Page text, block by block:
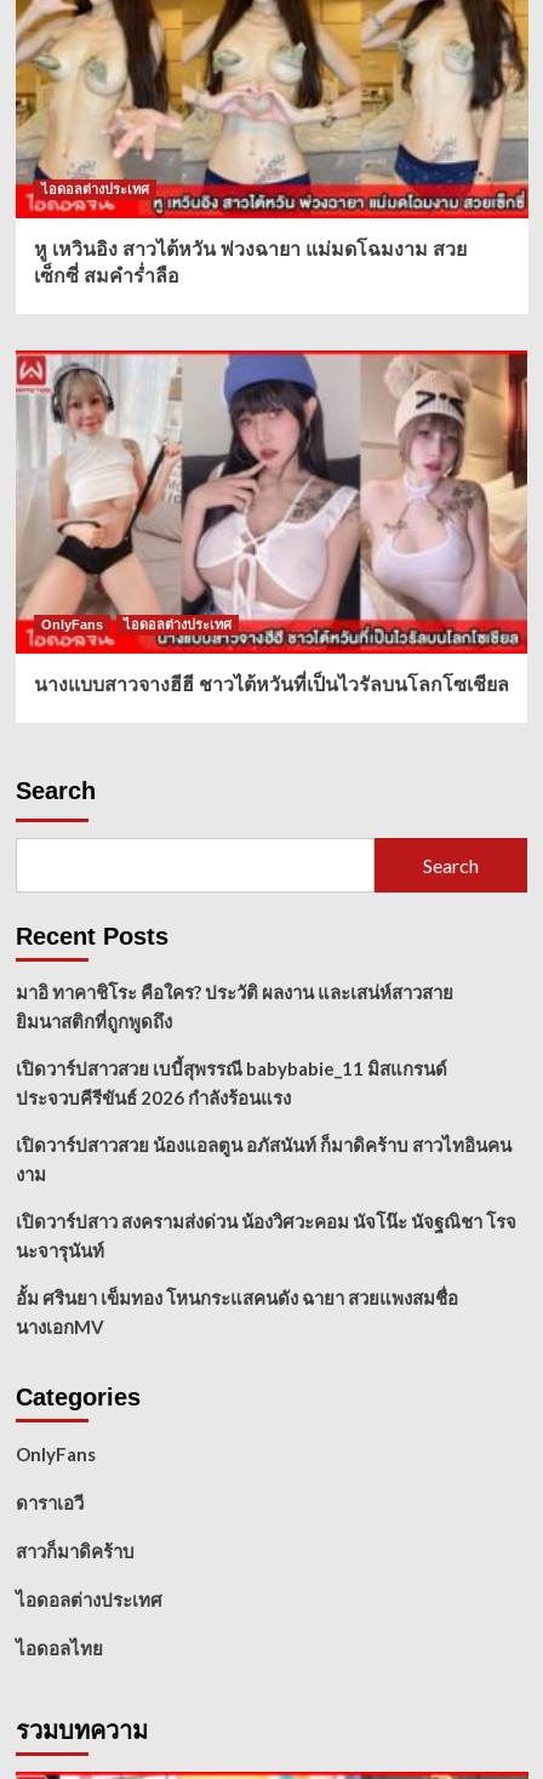
ไอดอลต่างประเทศ
หู เหวินอิง สาวไต้หวัน พ่วงฉายา แม่มดโฉมงาม สวย
เซ็กซี่ สมคำร่ำลือ
OnlyFans ไอดอลต่างประเทศ
นางแบบสาวจางฮีฮี ชาวไต้หวันที่เป็นไวรัลบนโลกโซเชียล
Search
Search
Recent Posts
มาอิ ทาคาชิโระ คือใคร? ประวัติ ผลงาน และเสน่ห์สาวสาย
ยิมนาสติกที่ถูกพูดถึง
เปิดวาร์ปสาวสวย เบบี้สุพรรณี babybabie_11 มิสแกรนด์
ประจวบคีรีขันธ์ 2026 กำลังร้อนแรง
เปิดวาร์ปสาวสวย น้องแอลตูน อภัสนันท์ ก็มาดิคร้าบ สาวไทอินคน
งาม
เปิดวาร์ปสาว สงครามส่งด่วน น้องวิศวะคอม นัจโน๊ะ นัจฐณิชา โรจ
นะจารุนันท์
อั้ม ศรินยา เข็มทอง โหนกระแสคนดัง ฉายา สวยแพงสมชื่อ
นางเอกMV
Categories
OnlyFans
ดาราเอวี
สาวก็มาดิคร้าบ
ไอดอลต่างประเทศ
ไอดอลไทย
รวมบทความ